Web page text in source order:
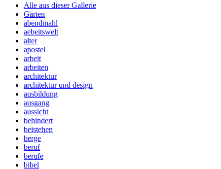
Alle aus dieser Gallerie
Gärten
abendmahl
aebeitswelt
alter
apostel
arbeit
arbeiten
architektur
architektur und design
ausbildung
ausgang
aussicht
behindert
beistehen
berge
beruf
berufe
bibel